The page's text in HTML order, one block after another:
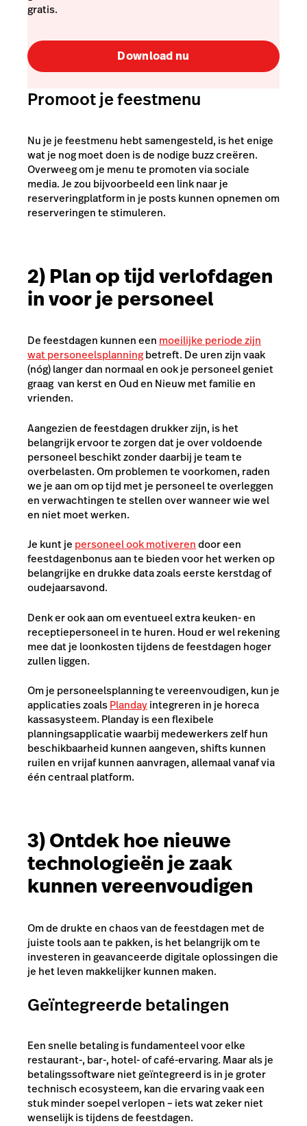
gratis.
Download nu
Promoot je feestmenu
Nu je je feestmenu hebt samengesteld, is het enige
wat je nog moet doen is de nodige buzz creëren.
Overweeg om je menu te promoten via sociale
media. Je zou bijvoorbeeld een link naar je
reserveringplatform in je posts kunnen opnemen om
reserveringen te stimuleren.
2) Plan op tijd verlofdagen
in voor je personeel
De feestdagen kunnen een moeilijke periode zijn
wat personeelsplanningbetreft. De uren zijn vaak
(nóg) langer dan normaal en ook je personeel geniet
graag van kerst en Oud en Nieuw met familie en
vrienden.
Aangezien de feestdagen drukker zijn, is het
belangrijk ervoor te zorgen dat je over voldoende
personeel beschikt zonder daarbij je team te
overbelasten. Om problemen te voorkomen, raden
we je aan om op tijd met je personeel te overleggen
en verwachtingen te stellen over wanneer wie wel
en niet moet werken.
Je kunt je personeel ook motiverendoor een
feestdagenbonus aan te bieden voor het werken op
belangrijke en drukke data zoals eerste kerstdag of
oudejaarsavond.
Denk er ook aan om eventueel extra keuken- en
receptiepersoneel in te huren. Houd er wel rekening
mee dat je loonkosten tijdens de feestdagen hoger
zullen liggen.
Om je personeelsplanning te vereenvoudigen, kun je
applicaties zoalsPlandayintegreren in je horeca
kassasysteem. Planday is een flexibele
planningsapplicatie waarbij medewerkers zelf hun
beschikbaarheid kunnen aangeven, shifts kunnen
ruilen en vrijaf kunnen aanvragen, allemaal vanaf via
één centraal platform.
3) Ontdek hoe nieuwe
technologieën je zaak
kunnen vereenvoudigen
Om de drukte en chaos van de feestdagen met de
juiste tools aan te pakken, is het belangrijk om te
investeren in geavanceerde digitale oplossingen die
je het leven makkelijker kunnen maken.
Geïntegreerde betalingen
Een snelle betaling is fundamenteel voor elke
restaurant-, bar-, hotel- of café-ervaring. Maar als je
betalingssoftware niet geïntegreerd is in je groter
technisch ecosysteem, kan die ervaring vaak een
stuk minder soepel verlopen – iets wat zeker niet
wenselijk is tijdens de feestdagen.